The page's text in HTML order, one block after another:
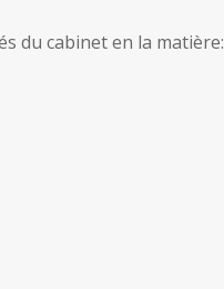
du cabinet en la matière: